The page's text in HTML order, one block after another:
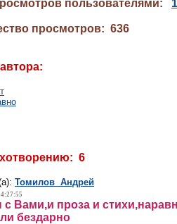
пользователями:
просмотров: 636
6
Томилов Андрей
с Вами,и проза и
бездарно